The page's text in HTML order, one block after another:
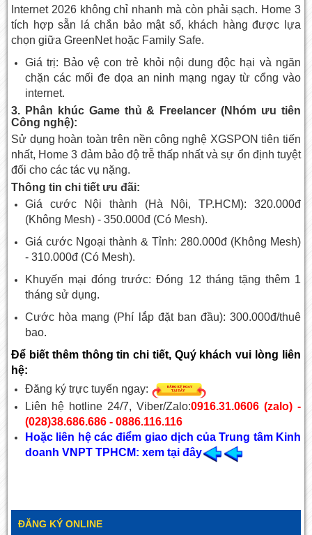
Internet 2026 không chỉ nhanh mà còn phải sạch. Home 3
tích hợp sẵn lá chắn bảo mật số, khách hàng được lựa
chọn giữa GreenNet hoặc Family Safe.
Giá trị: Bảo vệ con trẻ khỏi nội dung độc hại và ngăn
chặn các mối đe dọa an ninh mạng ngay từ cổng vào
internet.
3. Phân khúc Game thủ & Freelancer (Nhóm ưu tiên
Công nghệ):
Sử dụng hoàn toàn trên nền công nghệ XGSPON tiên tiến
nhất, Home 3 đảm bảo độ trễ thấp nhất và sự ổn định tuyệt
đối cho các tác vụ nặng.
Thông tin chi tiết ưu đãi:
Giá cước Nội thành (Hà Nội, TP.HCM): 320.000đ
(Không Mesh) - 350.000đ (Có Mesh).
Giá cước Ngoại thành & Tỉnh: 280.000đ (Không Mesh)
- 310.000đ (Có Mesh).
Khuyến mại đóng trước: Đóng 12 tháng tặng thêm 1
tháng sử dụng.
Cước hòa mạng (Phí lắp đặt ban đầu): 300.000đ/thuê
bao.
Để biết thêm thông tin chi tiết, Quý khách vui lòng liên
hệ:
Đăng ký trực tuyến ngay:
Liên hệ hotline 24/7, Viber/Zalo:0916.31.0606 (zalo) -
(028)38.686.686 - 0886.116.116
Hoặc liên hệ các điểm giao dịch của Trung tâm Kinh
doanh VNPT TPHCM: xem tại đây
ĐĂNG KÝ ONLINE